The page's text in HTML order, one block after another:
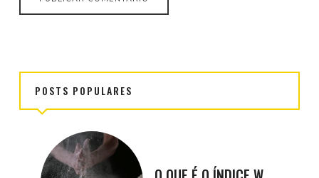
POSTS POPULARES